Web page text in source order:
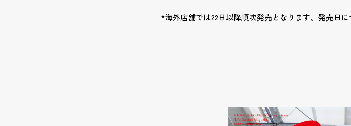
*海外店舗では22日以降順次発売となります。発売日